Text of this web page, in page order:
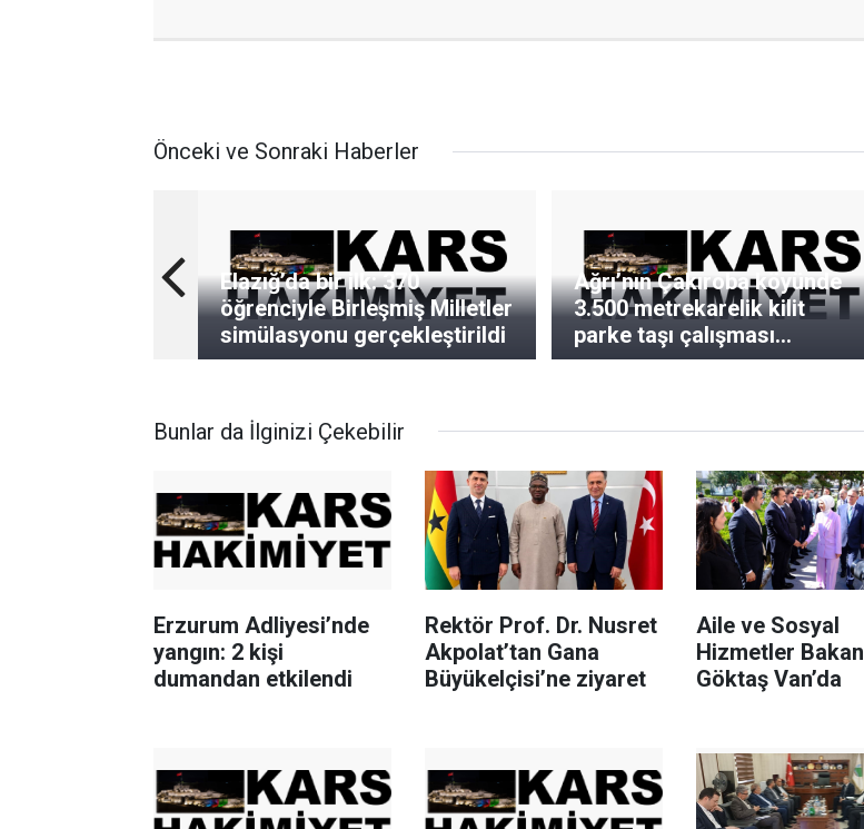
Önceki ve Sonraki Haberler
Elazığ’da bir ilk: 370
öğrenciyle Birleşmiş Milletler
simülasyonu gerçekleştirildi
Ağrı’nın Çakıroba köyünde
3.500 metrekarelik kilit
parke taşı çalışması
tamamlandı
Bunlar da İlginizi Çekebilir
Erzurum Adliyesi’nde
yangın: 2 kişi
dumandan etkilendi
Rektör Prof. Dr. Nusret
Akpolat’tan Gana
Büyükelçisi’ne ziyaret
Aile ve Sosyal
Hizmetler
Göktaş Van’da